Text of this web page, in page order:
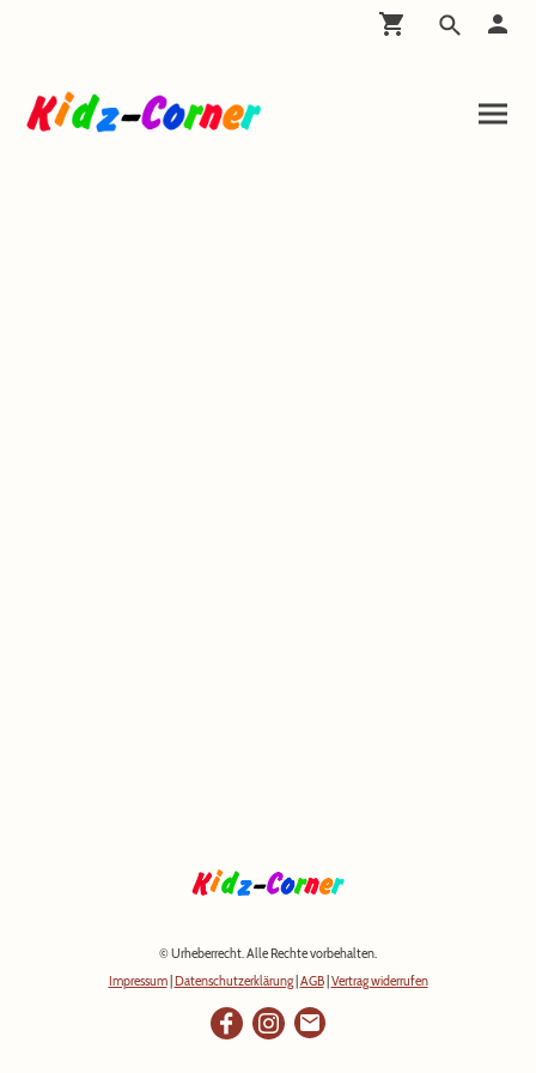
© Urheberrecht. Alle Rechte vorbehalten.
Impressum| Datenschutzerklärung| AGB| Vertrag widerrufen